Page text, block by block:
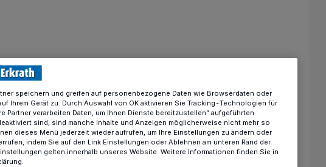
Erkrath mit neuem Namen
speichern und greifen auf personenbezogene Daten wie Browserdaten oder
Ihrem Gerät zu. Durch Auswahl von OK aktivieren Sie Tracking-Technologien für
Partner verarbeiten Daten, um Ihnen Dienste bereitzustellen“ aufgeführten
sind, sind manche Inhalte und Anzeigen möglicherweise nicht mehr so
dieses Menü jederzeit wieder aufrufen, um Ihre Einstellungen zu ändern oder
indem Sie auf den Link Einstellungen oder Ablehnen am unteren Rand der
gelten innerhalb unseres Website. Weitere Informationen finden Sie in